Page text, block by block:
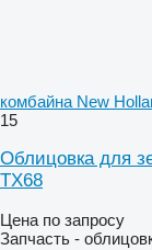
комбайна New
15
Облицовка для
TX68
Цена по запросу
Запчасть -